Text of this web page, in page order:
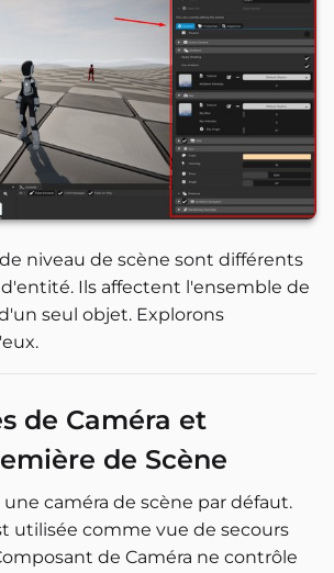
niveau de scène sont différents
Ils affectent l'ensemble de
seul objet. Explorons
de Caméra et
de Scène
caméra de scène par défaut.
utilisée comme vue de secours
de Caméra ne contrôle